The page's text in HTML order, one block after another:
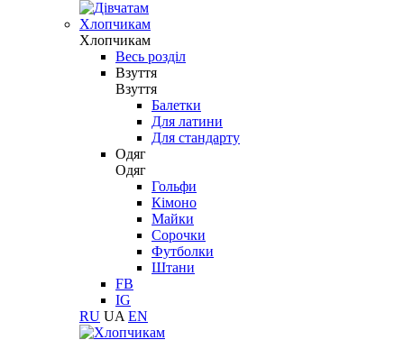
Хлопчикам
Хлопчикам
Весь розділ
Взуття
Взуття
Балетки
Для латини
Для стандарту
Одяг
Одяг
Гольфи
Кімоно
Майки
Сорочки
Футболки
Штани
FB
IG
RU UA EN